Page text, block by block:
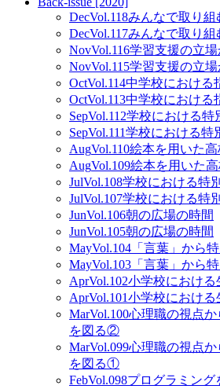
DecVol.118みんなで取り
DecVol.117みんなで取り
NovVol.116学習支援の立
NovVol.115学習支援の立
OctVol.114中学校におけ
OctVol.113中学校におけ
SepVol.112学校における
SepVol.111学校における
AugVol.110絵本を用いた
AugVol.109絵本を用いた
JulVol.108学校における特
JulVol.107学校における特
JunVol.106朝の広場の時間
JunVol.105朝の広場の時間
MayVol.104 「言葉」から
MayVol.103 「言葉」から
AprVol.102小学校におけ
AprVol.101小学校におけ
MarVol.100心理職の視点
を図る②
MarVol.099心理職の視点
を図る①
FebVol.098プログラミング